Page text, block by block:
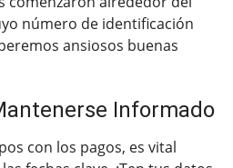
número de identificación
ansiosos buenas
Informado
con los pagos, es vital